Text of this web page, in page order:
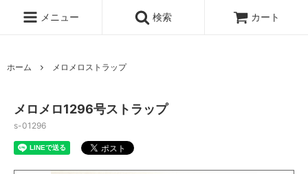
メニュー 検索 カート
ホーム メロメロストラップ
メロメロ1296号ストラップ
s-01296